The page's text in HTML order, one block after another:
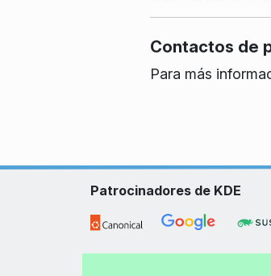
Contactos de
Para más
Patrocinadores de KDE